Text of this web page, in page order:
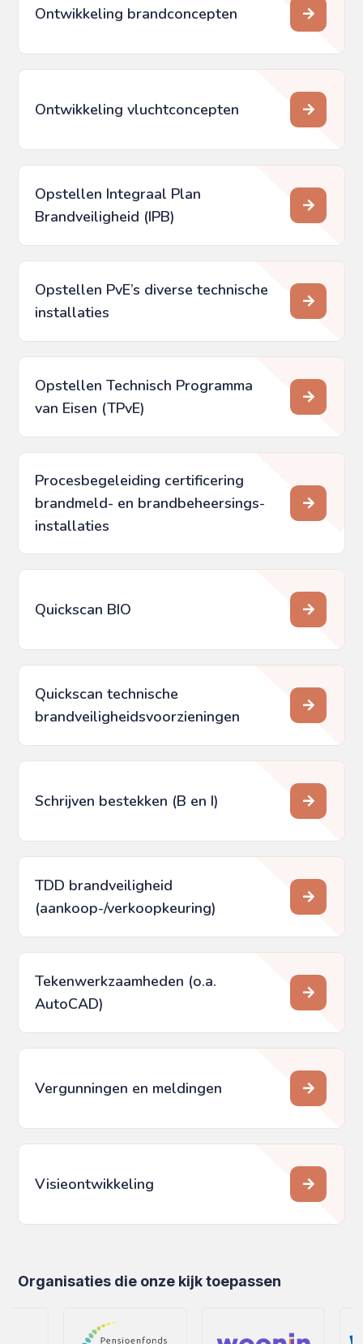
Ontwikkeling brandconcepten
Ontwikkeling vluchtconcepten
Opstellen Integraal Plan
Brandveiligheid (IPB)
Opstellen PvE’s diverse technische
installaties
Opstellen Technisch Programma
van Eisen (TPvE)
Procesbegeleiding certificering
brandmeld- en brandbeheersings­
installaties
Quickscan BIO
Quickscan technische
brandveiligheids­voorzieningen
Schrijven bestekken (B en I)
TDD brandveiligheid
(aankoop-/verkoopkeuring)
Tekenwerkzaamheden (o.a.
AutoCAD)
Vergunningen en meldingen
Visieontwikkeling
Organisaties die onze kijk toepassen